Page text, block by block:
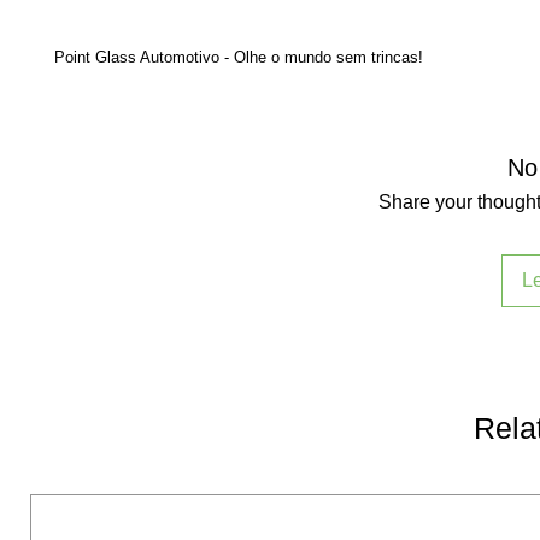
Point Glass Automotivo - Olhe o mundo sem trincas!
Share your